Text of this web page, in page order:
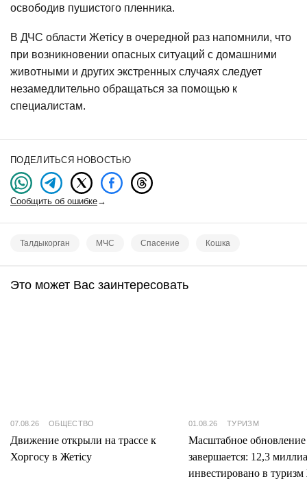
освободив пушистого пленника.
В ДЧС области Жетісу в очередной раз напомнили, что
при возникновении опасных ситуаций с домашними
животными и других экстренных случаях следует
незамедлительно обращаться за помощью к
специалистам.
ПОДЕЛИТЬСЯ НОВОСТЬЮ
Сообщить об ошибке→
Талдыкорган МЧС Спасение Кошка
Это может Вас заинтересовать
07.08.26 ОБЩЕСТВО
Движение открыли на трассе к
Хоргосу в Жетісу
01.08.26 ТУРИЗМ
Масштабное
завершается: 12,3
инвестировано в туризм